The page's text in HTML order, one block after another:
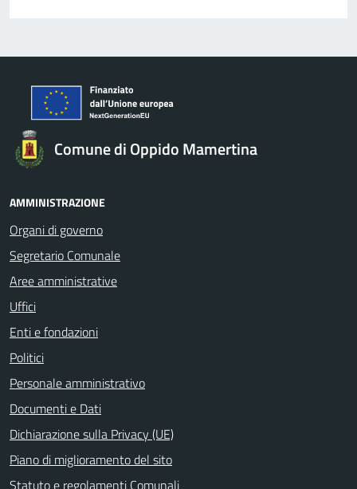
Comune di Oppido Mamertina
AMMINISTRAZIONE
Organi di governo
Segretario Comunale
Aree amministrative
Uffici
Enti e fondazioni
Politici
Personale amministrativo
Documenti e Dati
Dichiarazione sulla Privacy (UE)
Piano di miglioramento del sito
Statuto e regolamenti Comunali